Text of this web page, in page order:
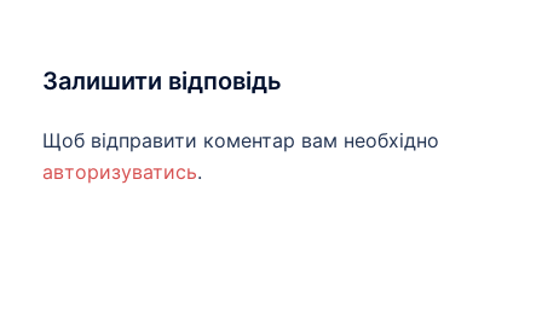
Залишити відповідь
Щоб відправити коментар вам необхідно
авторизуватись.